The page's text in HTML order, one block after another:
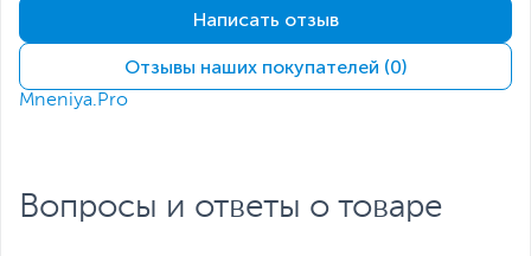
клавиатура; 11.1 х 6.3 х 2
Размеры упаковки (Ш х В
х Г)
55 х 17.8 х 4.5 см
Вес с упаковкой 0.97 кг
Написать отзыв
Отзывы наших покупателей (0)
Mneniya.Pro
Вопросы и ответы о товаре